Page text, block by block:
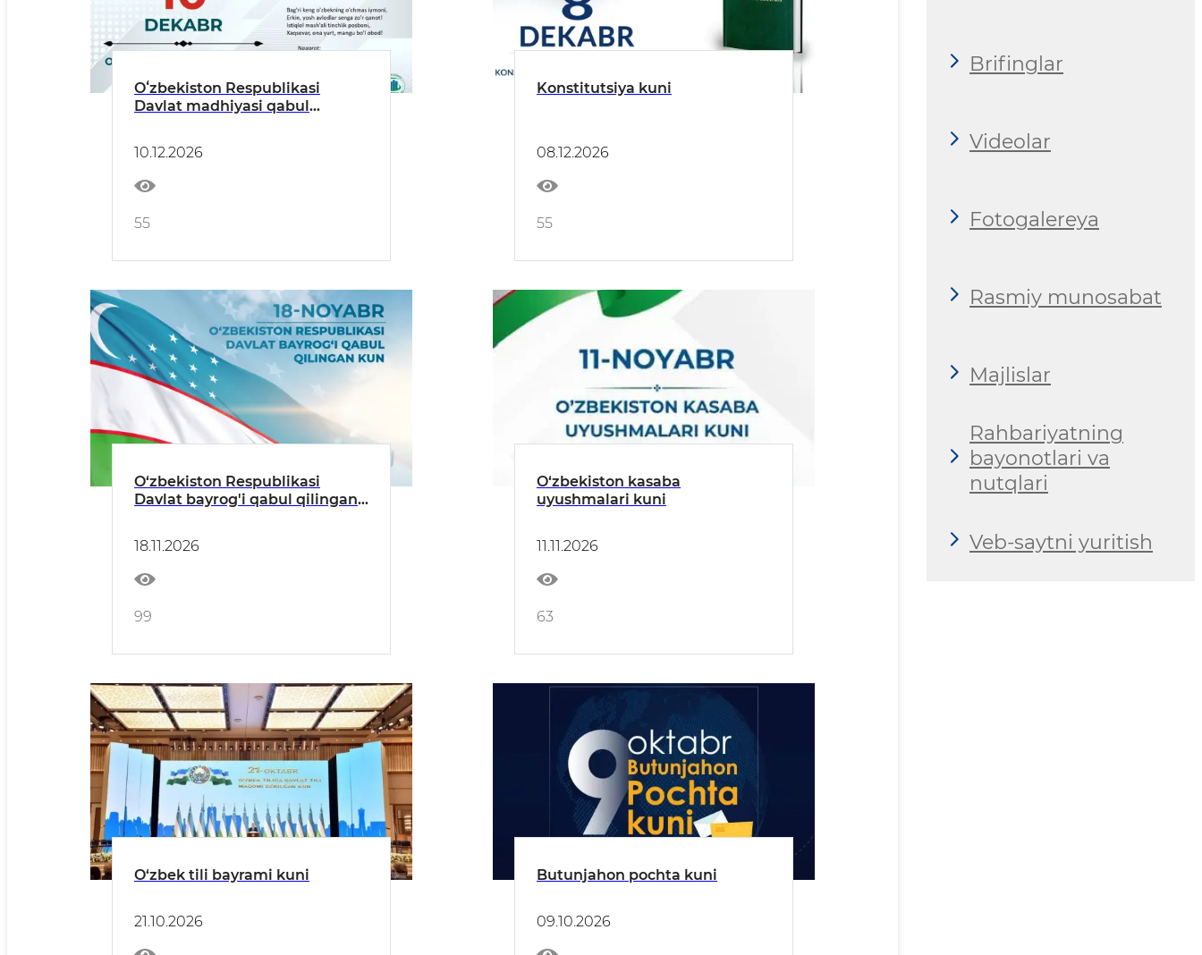
Oʻzbekiston Respublikasi
Davlat madhiyasi qabul
10.12.2026
55
Konstitutsiya kuni
08.12.2026
55
O‘zbekiston Respublikasi
Davlat bаyrog'i qabul qilingan
18.11.2026
99
O‘zbekiston kasaba
uyushmalari kuni
11.11.2026
63
O‘zbek tili bayrami kuni
21.10.2026
Butunjahon pochta kuni
09.10.2026
Brifinglar
Videolar
Fotogalereya
Rasmiy munosabat
Majlislar
Rahbariyatning
bayonotlari va
nutqlari
Veb-saytni yuritish